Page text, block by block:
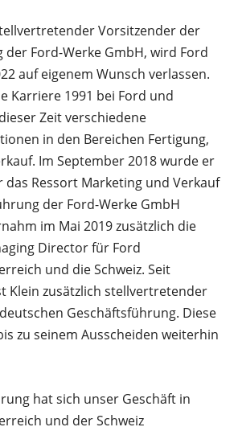
Vorsitzender der
Ford-Werke GmbH, wird Ford
auf eigenem Wunsch verlassen.
Karriere 1991 bei Ford und
Zeit verschiedene
in den Bereichen Fertigung,
Im September 2018 wurde er
Ressort Marketing und Verkauf
der Ford-Werke GmbH
im Mai 2019 zusätzlich die
Director für Ford
und die Schweiz. Seit
Klein zusätzlich stellvertretender
Geschäftsführung. Diese
zu seinem Ausscheiden weiterhin
hat sich unser Geschäft in
und der Schweiz